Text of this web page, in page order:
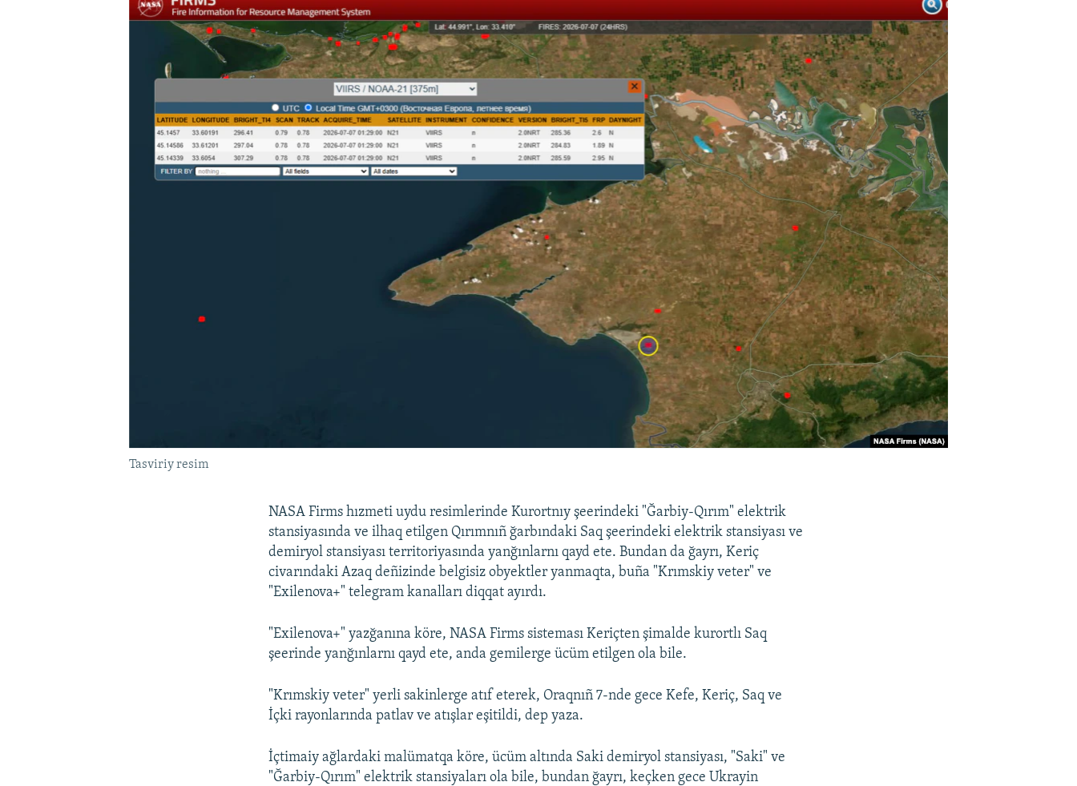
Tasviriy resim
NASA Firms hızmeti uydu resimlerinde Kurortnıy şeerindeki "Ğarbiy-Qırım" elektrik
stansiyasında ve ilhaq etilgen Qırımnıñ ğarbındaki Saq şeerindeki elektrik stansiyası ve
demiryol stansiyası territoriyasında yanğınlarnı qayd ete. Bundan da ğayrı, Keriç
civarındaki Azaq deñizinde belgisiz obyektler yanmaqta, buña "Krımskiy veter" ve
"Exilenova+" telegram kanalları diqqat ayırdı.
"Exilenova+" yazğanına köre, NASA Firms sisteması Keriçten şimalde kurortlı Saq
şeerinde yanğınlarnı qayd ete, anda gemilerge ücüm etilgen ola bile.
"Krımskiy veter" yerli sakinlerge atıf eterek, Oraqnıñ 7-nde gece Kefe, Keriç, Saq ve
İçki rayonlarında patlav ve atışlar eşitildi, dep yaza.
İçtimaiy ağlardaki malümatqa köre, ücüm altında Saki demiryol stansiyası, "Saki" ve
"Ğarbiy-Qırım" elektrik stansiyaları ola bile, bundan ğayrı, keçken gece Ukrayin